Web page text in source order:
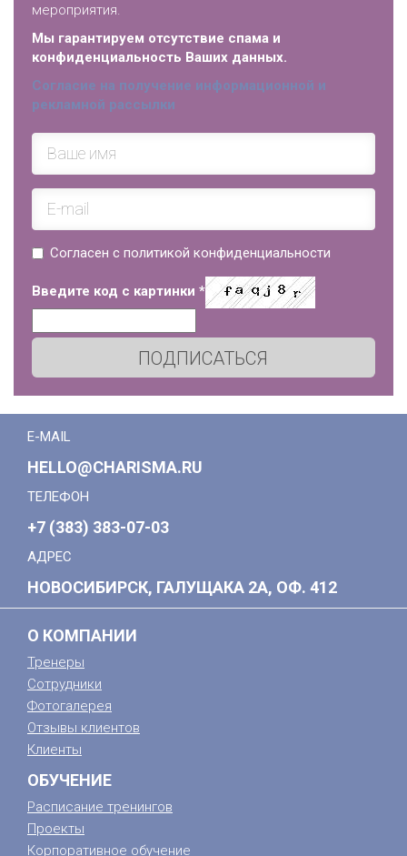
мероприятия.
Мы гарантируем отсутствие спама и
конфиденциальность Ваших данных.
Согласие на получение информационной и
рекламной рассылки
Согласен с политикой конфиденциальности
Введите код с картинки *
ПОДПИСАТЬСЯ
E-MAIL
HELLO@CHARISMA.RU
ТЕЛЕФОН
+7 (383) 383-07-03
АДРЕС
НОВОСИБИРСК, ГАЛУЩАКА 2А, ОФ. 412
О КОМПАНИИ
Тренеры
Сотрудники
Фотогалерея
Отзывы клиентов
Клиенты
ОБУЧЕНИЕ
Расписание тренингов
Проекты
Корпоративное обучение